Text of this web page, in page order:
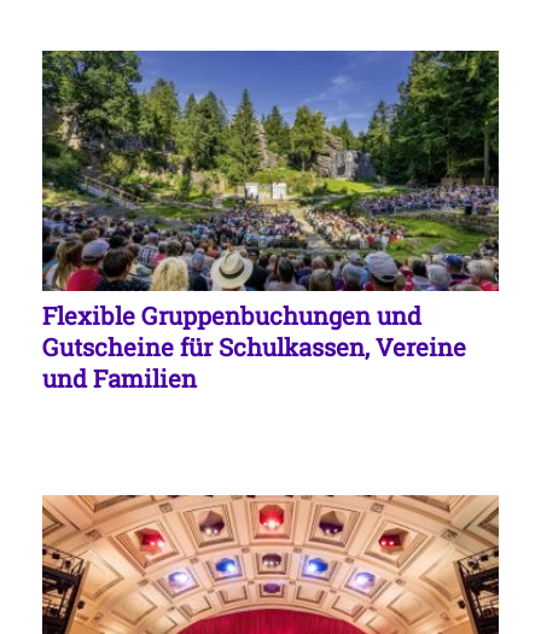
Flexible Gruppenbuchungen und
Gutscheine für Schulkassen, Vereine
und Familien